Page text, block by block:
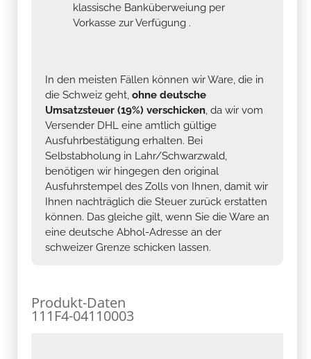
klassische Banküberweiung per
Vorkasse zur Verfügung .
In den meisten Fällen können wir Ware, die in
die Schweiz geht, ohne deutsche
Umsatzsteuer (19%) verschicken, da wir vom
Versender DHL eine amtlich gültige
Ausfuhrbestätigung erhalten. Bei
Selbstabholung in Lahr/Schwarzwald,
benötigen wir hingegen den original
Ausfuhrstempel des Zolls von Ihnen, damit wir
Ihnen nachträglich die Steuer zurück erstatten
können. Das gleiche gilt, wenn Sie die Ware an
eine deutsche Abhol-Adresse an der
schweizer Grenze schicken lassen.
Produkt-Daten
111F4-04110003